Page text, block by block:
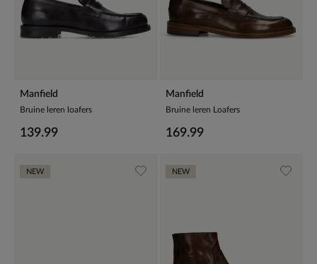
Manfield
Bruine leren loafers
139.99
Manfield
Bruine leren Loafers
169.99
NEW NEW